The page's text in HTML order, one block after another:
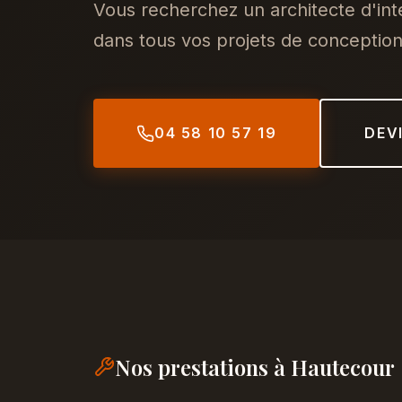
Vous recherchez un architecte
dans tous vos projets de
04 58 10 57 19
Nos prestations à Hautecour